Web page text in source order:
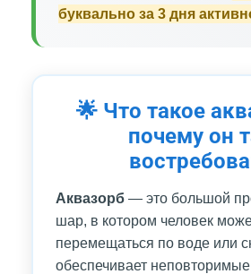
буквально за 3 дня
🌟 Что такое
почему он
Аквазорб — это большой
шар, в котором человек
перемещаться по воде или
обеспечивает